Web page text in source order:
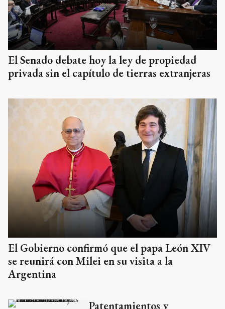
El Senado debate hoy la ley de propiedad
privada sin el capítulo de tierras extranjeras
El Gobierno confirmó que el papa León XIV
se reunirá con Milei en su visita a la
Argentina
Patentamientos y